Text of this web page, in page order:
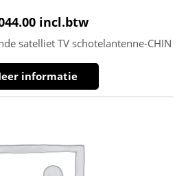
incl.btw
satelliet TV schotelantenne-CHIN
informatie